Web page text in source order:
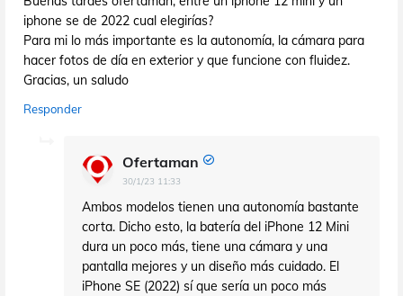
iphone se de 2022 cual elegirías?
Para mi lo más importante es la autonomía, la cámara para
hacer fotos de día en exterior y que funcione con fluidez.
Gracias, un saludo
Responder
Ofertaman
30/1/23 11:33
Ambos modelos tienen una autonomía bastante
corta. Dicho esto, la batería del iPhone 12 Mini
dura un poco más, tiene una cámara y una
pantalla mejores y un diseño más cuidado. El
iPhone SE (2022) sí que sería un poco más